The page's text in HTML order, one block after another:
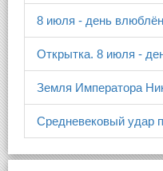
8 июля - день
Открытка. 8 июля -
Земля Императора
Средневековый удар